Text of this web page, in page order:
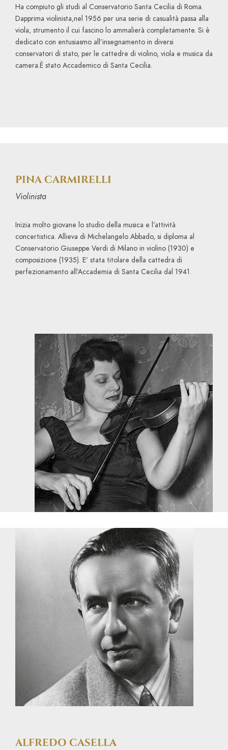
Ha compiuto gli studi al Conservatorio Santa Cecilia di Roma.
Dapprima violinista,nel 1956 per una serie di casualità passa alla
viola, strumento il cui fascino lo ammalierà completamente. Si è
dedicato con entusiasmo all’insegnamento in diversi
conservatori di stato, per le cattedre di violino, viola e musica da
camera.È stato Accademico di Santa Cecilia.
PINA CARMIRELLI
Violinista
Inizia molto giovane lo studio della musica e l’attività
concertistica. Allieva di Michelangelo Abbado, si diploma al
Conservatorio Giuseppe Verdi di Milano in violino (1930) e
composizione (1935). E’ stata titolare della cattedra di
perfezionamento all’Accademia di Santa Cecilia dal 1941.
ALFREDO CASELLA